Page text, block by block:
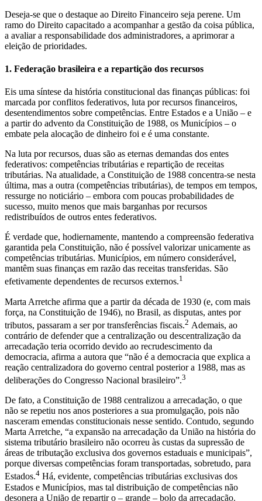
Deseja-se que o destaque ao Direito Financeiro seja perene. Um
ramo do Direito capacitado a acompanhar a gestão da coisa pública,
a avaliar a responsabilidade dos administradores, a aprimorar a
eleição de prioridades.
1. Federação brasileira e a repartição dos recursos
Eis uma síntese da história constitucional das finanças públicas: foi
marcada por conflitos federativos, luta por recursos financeiros,
desentendimentos sobre competências. Entre Estados e a União – e
a partir do advento da Constituição de 1988, os Municípios – o
embate pela alocação de dinheiro foi e é uma constante.
Na luta por recursos, duas são as eternas demandas dos entes
federativos: competências tributárias e repartição de receitas
tributárias. Na atualidade, a Constituição de 1988 concentra-se nesta
última, mas a outra (competências tributárias), de tempos em tempos,
ressurge no noticiário – embora com poucas probabilidades de
sucesso, muito menos que mais barganhas por recursos
redistribuídos de outros entes federativos.
É verdade que, hodiernamente, mantendo a compreensão federativa
garantida pela Constituição, não é possível valorizar unicamente as
competências tributárias. Municípios, em número considerável,
mantêm suas finanças em razão das receitas transferidas. São
efetivamente dependentes de recursos externos.1
Marta Arretche afirma que a partir da década de 1930 (e, com mais
força, na Constituição de 1946), no Brasil, as disputas, antes por
tributos, passaram a ser por transferências fiscais.2 Ademais, ao
contrário de defender que a centralização ou descentralização da
arrecadação teria ocorrido devido ao recrudescimento da
democracia, afirma a autora que “não é a democracia que explica a
reação centralizadora do governo central posterior a 1988, mas as
deliberações do Congresso Nacional brasileiro”.3
De fato, a Constituição de 1988 centralizou a arrecadação, o que
não se repetiu nos anos posteriores a sua promulgação, pois não
nasceram emendas constitucionais nesse sentido. Contudo, segundo
Marta Arretche, “a expansão na arrecadação da União na história do
sistema tributário brasileiro não ocorreu às custas da supressão de
áreas de tributação exclusiva dos governos estaduais e municipais”,
porque diversas competências foram transportadas, sobretudo, para
Estados.4 Há, evidente, competências tributárias exclusivas dos
Estados e Municípios, mas tal distribuição de competências não
desonera a União de repartir o – grande – bolo da arrecadação.